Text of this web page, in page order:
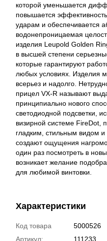
которой уменьшается
повышается
ударам и обеспечивается
водонепроницаемая
изделия Leupold Golden
в высшей степени
которые гарантируют
любых условиях. Изделия
всерьез и надолго.
прицел VX-R называют
принципиально нового
светодиодной подсветки,
визирной системе FireDot,
гладким, стильным видом
создают ощущения
один раз посмотреть в
возникает желание
для любимой винтовки.
Характеристики
Код товара
5000526
Артикул:
111233